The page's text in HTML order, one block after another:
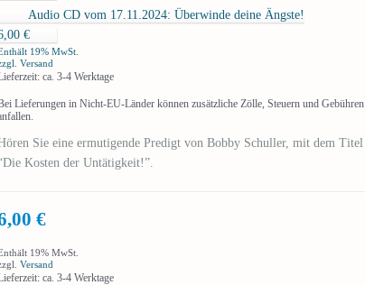
Audio CD vom 17.11.2024: Überwinde deine Ängste!
€
19% MwSt.
Versand
ca. 3-4 Werktage
Lieferungen in Nicht-EU-Länder können zusätzliche Zölle, Steuern und Gebühren
Sie eine ermutigende Predigt von Bobby Schuller, mit dem Titel
Kosten der Untätigkeit!”.
€
19% MwSt.
Versand
ca. 3-4 Werktage